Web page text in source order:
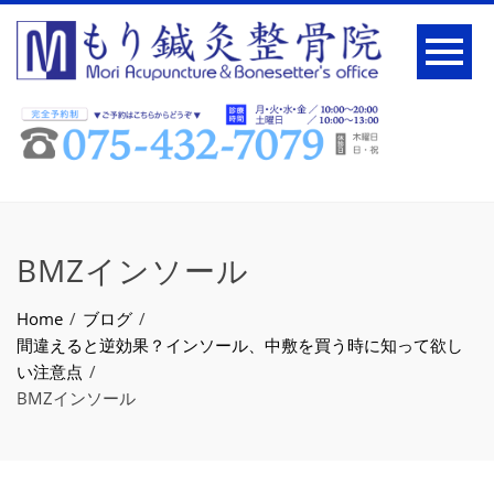
BMZインソール
Home
ブログ
間違えると逆効果？インソール、中敷を買う時に知って欲し
い注意点
BMZインソール